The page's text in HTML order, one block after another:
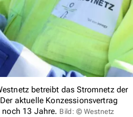
betreibt das Stromnetz der
aktuelle Konzessionsvertrag
13 Jahre. Bild: © Westnetz